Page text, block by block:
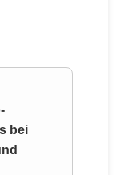
bei